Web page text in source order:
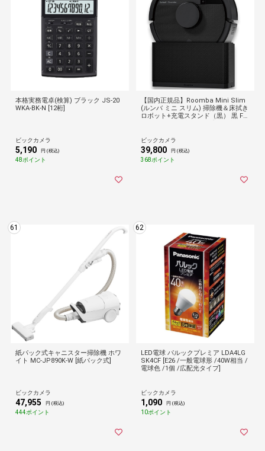
本格実務電卓(検算) ブラック JS-20
WKA-BK-N [12桁]
ビックカメラ
5,190 円 (税込)
48ポイント
【国内正規品】Roomba Mini Slim
(ルンバ ミニ スリム) 掃除機＆床拭き
ロボット+充電スタンド（黒） 黒 F1
ビックカメラ
39,800 円 (税込)
368ポイント
61
紙パック式キャニスター掃除機 ホワ
イト MC-JP890K-W [紙パック式]
ビックカメラ
47,955 円 (税込)
444ポイント
62
LED電球 パルックプレミア LDA4LG
SK4CF [E26 /一般電球形 /40W相当 /
電球色 /1個 /広配光タイプ]
ビックカメラ
1,090 円 (税込)
10ポイント